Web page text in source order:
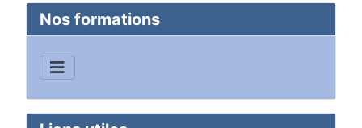
Nos formations